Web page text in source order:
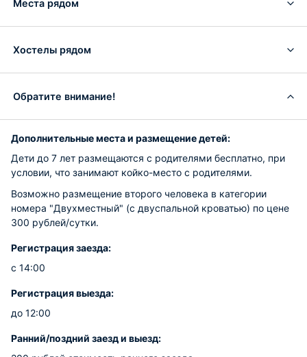
Места рядом
Хостелы рядом
Обратите внимание!
Дополнительные места и размещение детей:
Дети до 7 лет размещаются с родителями бесплатно, при
условии, что занимают койко-место с родителями.
Возможно размещение второго человека в категории
номера "Двухместный" (с двуспальной кроватью) по цене
300 рублей/сутки.
Регистрация заезда:
с 14:00
Регистрация выезда:
до 12:00
Ранний/поздний заезд и выезд: